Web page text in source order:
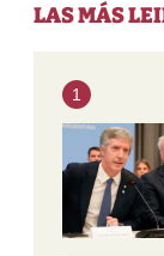
LAS MÁS
1